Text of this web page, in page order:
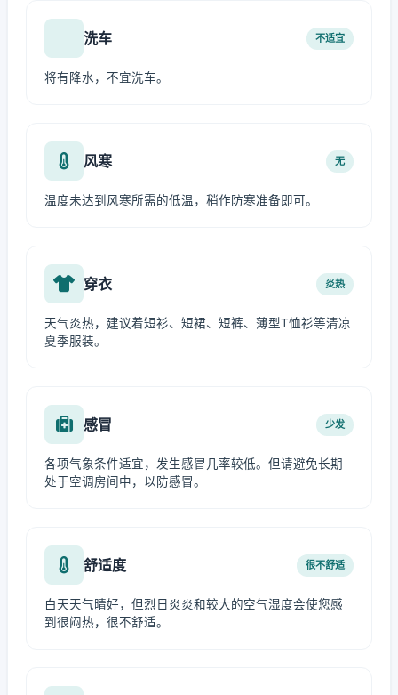
洗车 不适宜
将有降水，不宜洗车。
风寒 无
温度未达到风寒所需的低温，稍作防寒准备即可。
穿衣 炎热
天气炎热，建议着短衫、短裙、短裤、薄型T恤衫等清凉
夏季服装。
感冒 少发
各项气象条件适宜，发生感冒几率较低。但请避免长期
处于空调房间中，以防感冒。
舒适度 很不舒适
白天天气晴好，但烈日炎炎和较大的空气湿度会使您感
到很闷热，很不舒适。